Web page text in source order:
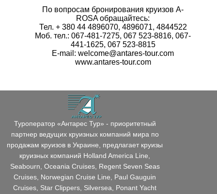
По вопросам бронирования круизов A-
ROSA обращайтесь:
Тел. + 380 44 4896070, 4896071, 4844522
Моб. тел.: 067-481-7275, 067 523-8816, 067-
441-1625, 067 523-8815
E-mail: welcome@antares-tour.com
www.antares-tour.com
Туроператор «Антарес Тур» - приоритетный
партнер ведущих круизных компаний мира по
продажам круизов в Украине, предлагает круизы
круизных компаний Holland America Line,
Seabourn, Oceania Cruises, Regent Seven Seas
Cruises, Norwegian Cruise Line, Paul Gauguin
Cruises, Star Clippers, Silversea, Ponant Yacht